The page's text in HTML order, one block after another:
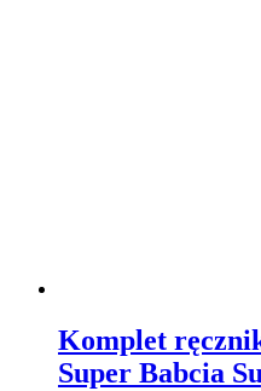
Komplet
Super Babcia